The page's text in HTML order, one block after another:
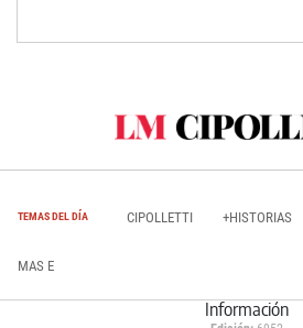
TEMAS DEL DÍA CIPOLLETTI +HISTORIAS
MAS E
Información